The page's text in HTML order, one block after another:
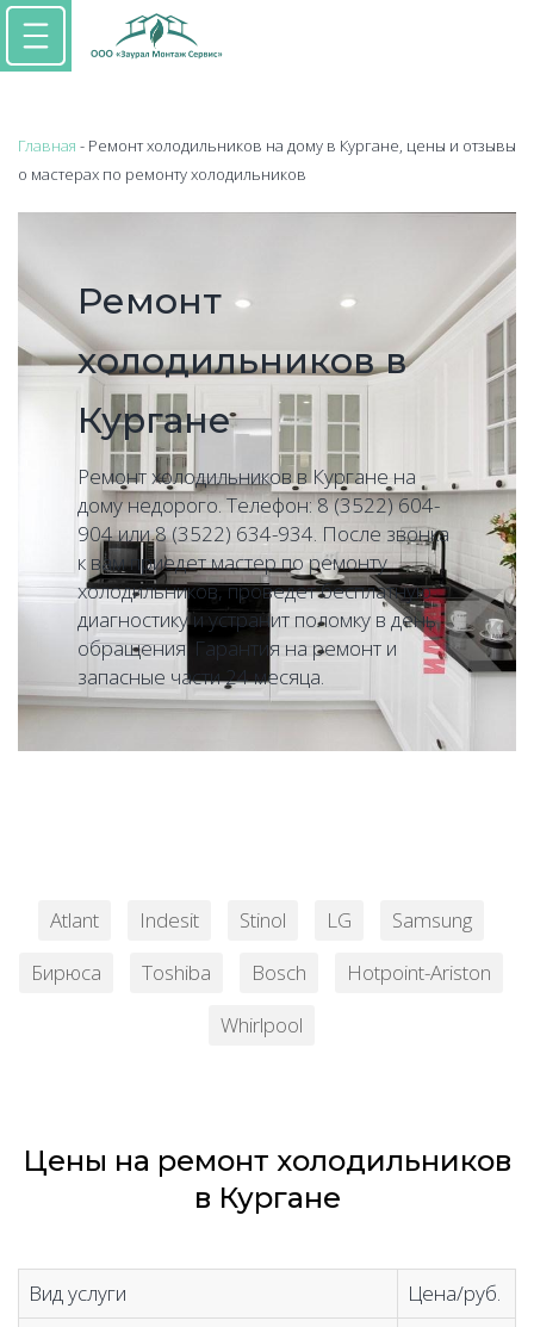
Главная - Ремонт холодильников на дому в Кургане, цены и отзывы
о мастерах по ремонту холодильников
Ремонт
холодильников в
Кургане
Ремонт холодильников в Кургане на
дому недорого. Телефон: 8 (3522) 604-
904 или 8 (3522) 634-934. После звонка
к вам приедет мастер по ремонту
холодильников, проведет бесплатную
диагностику и устранит поломку в день
обращения. Гарантия на ремонт и
запасные части 24 месяца.
Atlant Indesit Stinol LG
Samsung
Бирюса
Toshiba Bosch
Hotpoint-Ariston
Whirlpool
Цены на ремонт холодильников
в Кургане
Вид услуги
Цена/руб.